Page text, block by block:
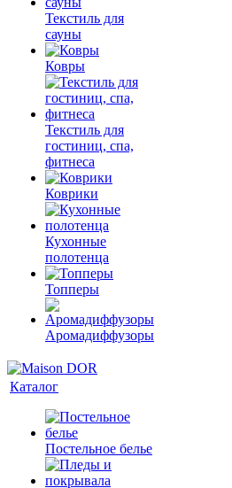
Текстиль для
сауны
Ковры
Текстиль для
гостиниц, спа,
фитнеса
Коврики
Кухонные
полотенца
Топперы
Аромадиффузоры
Каталог
Постельное белье